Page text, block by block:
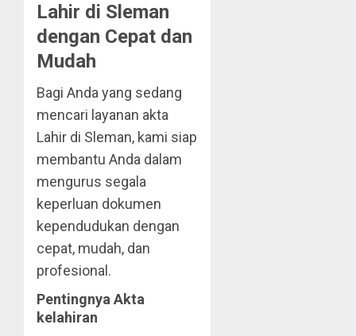
Lahir di Sleman
dengan Cepat dan
Mudah
Bagi Anda yang sedang
mencari layanan akta
Lahir di Sleman, kami siap
membantu Anda dalam
mengurus segala
keperluan dokumen
kependudukan dengan
cepat, mudah, dan
profesional.
Pentingnya Akta
kelahiran